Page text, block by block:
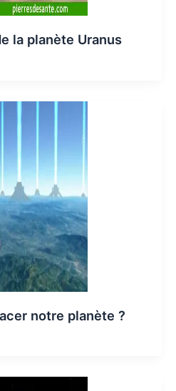
la planète Uranus
notre planète ?